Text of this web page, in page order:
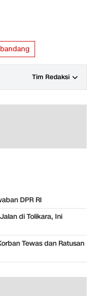
Tim Redaksi
DPR RI
di Tolikara, Ini
Tewas dan Ratusan